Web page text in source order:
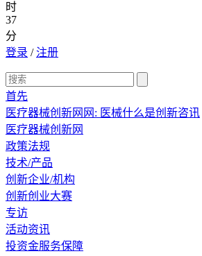
时
37
分
登录 /注册
首先
医疗器械创新网网: 医械什么是创新咨讯
医疗器械创新网
政策法规
技术/产品
创新企业/机构
创新创业大赛
专访
活动资讯
投资金服务保障